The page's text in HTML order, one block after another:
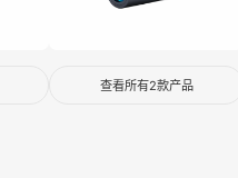
查看所有2款产品